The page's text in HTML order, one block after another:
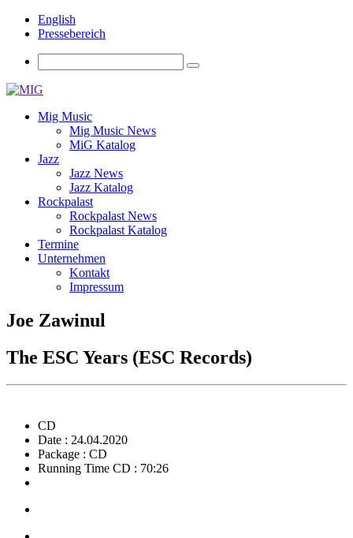
English
Pressebereich
Mig Music
Mig Music News
MiG Katalog
Jazz
Jazz News
Jazz Katalog
Rockpalast
Rockpalast News
Rockpalast Katalog
Termine
Unternehmen
Kontakt
Impressum
Joe Zawinul
The ESC Years (ESC Records)
CD
Date : 24.04.2020
Package : CD
Running Time CD : 70:26